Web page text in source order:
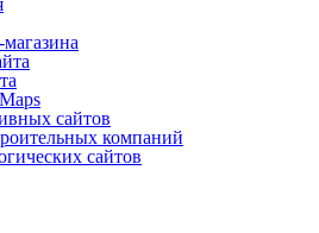
сайтов
компаний
сайтов